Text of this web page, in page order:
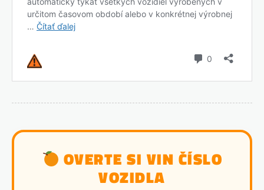
OVERTE SI VIN ČÍSLO
VOZIDLA